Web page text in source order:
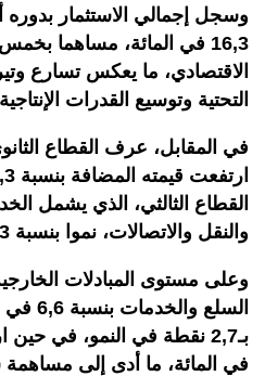
وسجل إجمالي الاستثمار بدوره
16,3 في المائة، مساهما
الاقتصادي، ما يعكس تسارع
التحتية وتوسيع القدرات
في المقابل، عرف القطاع
القطاع الثالثي، الذي يشمل
والنقل والاتصالات، نموا بنسبة 4,3 في المائة.
وعلى مستوى المبادلات
السلع
في المائة، ما أدى إلى مساهمة سلبية